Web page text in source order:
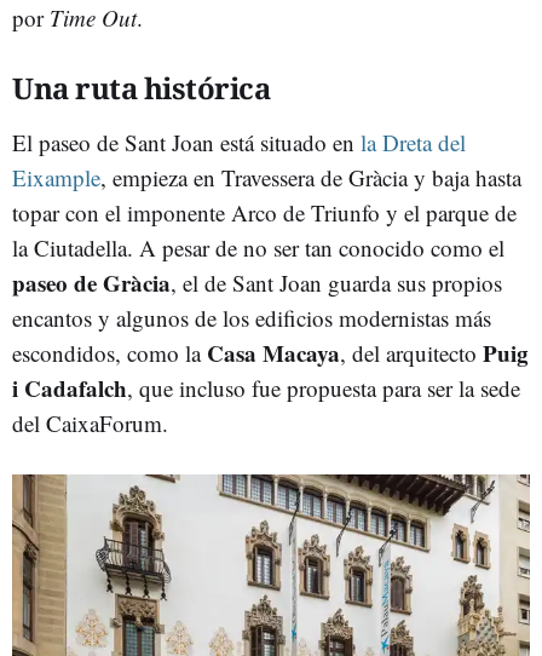
por Time Out.
Una ruta histórica
El paseo de Sant Joan está situado en la Dreta del
Eixample, empieza en Travessera de Gràcia y baja hasta
topar con el imponente Arco de Triunfo y el parque de
la Ciutadella. A pesar de no ser tan conocido como el
paseo de Gràcia, el de Sant Joan guarda sus propios
encantos y algunos de los edificios modernistas más
escondidos, como la Casa Macaya, del arquitecto Puig
i Cadafalch, que incluso fue propuesta para ser la sede
del CaixaForum.